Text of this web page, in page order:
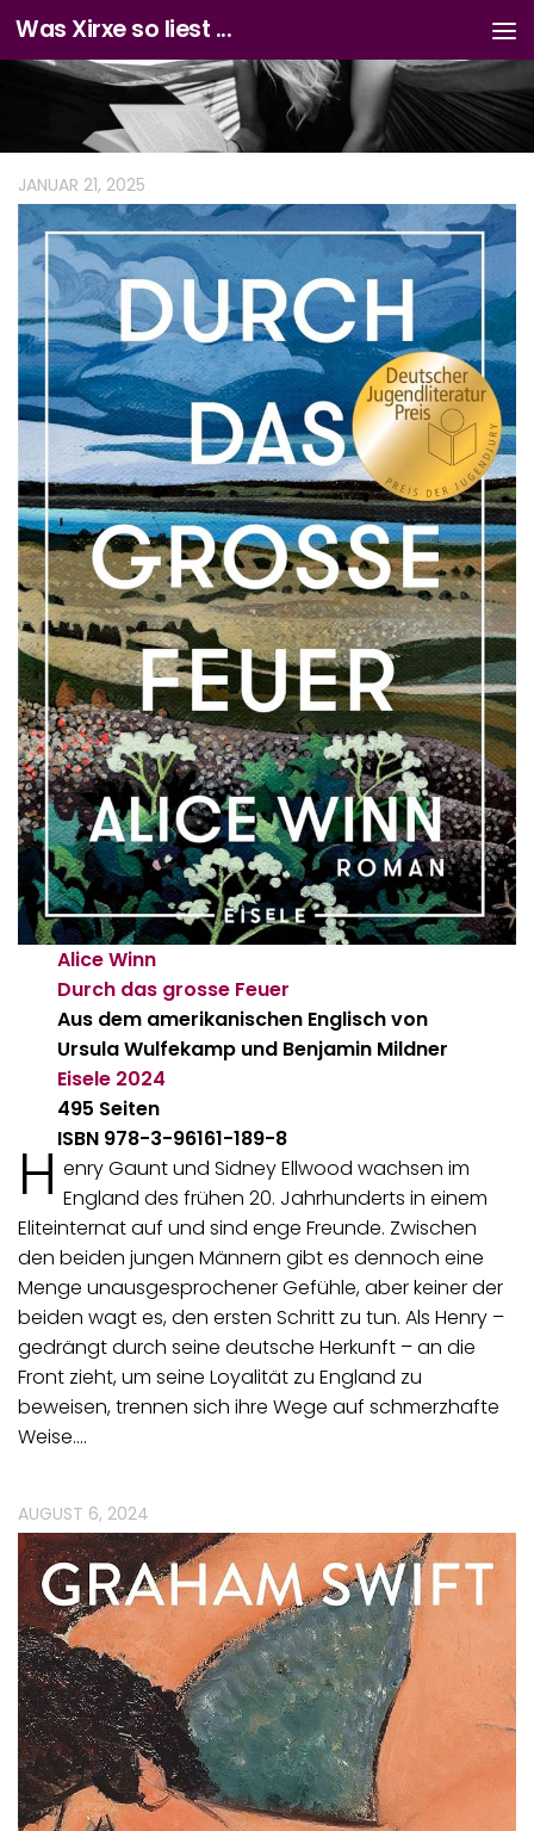
Zum Inhalt springen
Was Xirxe so liest ...
JANUAR 21, 2025
Alice Winn
Durch das grosse Feuer
Aus dem amerikanischen Englisch von
Ursula Wulfekamp und Benjamin Mildner
Eisele 2024
495 Seiten
ISBN 978-3-96161-189-8
H enry Gaunt und Sidney Ellwood wachsen im
England des frühen 20. Jahrhunderts in einem
Eliteinternat auf und sind enge Freunde. Zwischen
den beiden jungen Männern gibt es dennoch eine
Menge unausgesprochener Gefühle, aber keiner der
beiden wagt es, den ersten Schritt zu tun. Als Henry –
gedrängt durch seine deutsche Herkunft – an die
Front zieht, um seine Loyalität zu England zu
beweisen, trennen sich ihre Wege auf schmerzhafte
Weise.…
AUGUST 6, 2024